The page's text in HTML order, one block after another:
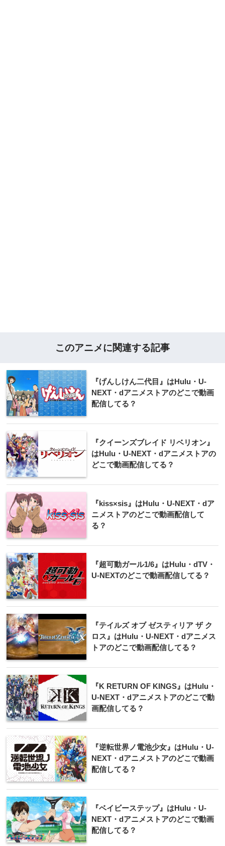
このアニメに関連する記事
『げんしけん二代目』はHulu・U-
NEXT・dアニメストアのどこで動画
配信してる？
『クイーンズブレイド リベリオン』
はHulu・U-NEXT・dアニメストアの
どこで動画配信してる？
『kiss×sis』はHulu・U-NEXT・dア
ニメストアのどこで動画配信して
る？
『超可動ガール1/6』はHulu・dTV・
U-NEXTのどこで動画配信してる？
『テイルズ オブ ゼスティリア ザ ク
ロス』はHulu・U-NEXT・dアニメス
トアのどこで動画配信してる？
『K RETURN OF KINGS』はHulu・
U-NEXT・dアニメストアのどこで動
画配信してる？
『逆転世界ノ電池少女』はHulu・U-
NEXT・dアニメストアのどこで動画
配信してる？
『ベイビーステップ』はHulu・U-
NEXT・dアニメストアのどこで動画
配信してる？